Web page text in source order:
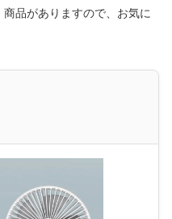
品がありますので、お気に